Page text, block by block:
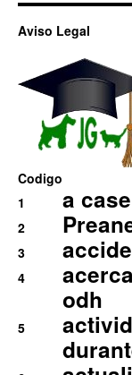
Aviso Legal
Codigo
1
a
2
3
4
odh
5